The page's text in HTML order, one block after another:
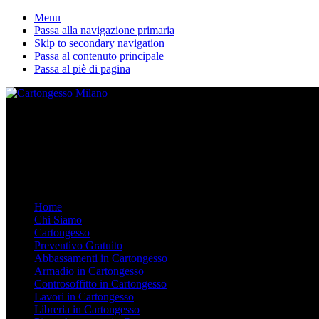
Menu
Passa alla navigazione primaria
Skip to secondary navigation
Passa al contenuto principale
Passa al piè di pagina
Home
Chi Siamo
Cartongesso
Preventivo Gratuito
Abbassamenti in Cartongesso
Armadio in Cartongesso
Controsoffitto in Cartongesso
Lavori in Cartongesso
Libreria in Cartongesso